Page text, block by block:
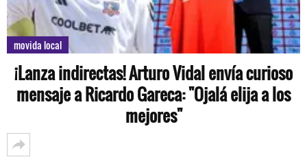
movida local
¡Lanza indirectas! Arturo Vidal envía curioso
mensaje a Ricardo Gareca: "Ojalá elija a los
mejores"